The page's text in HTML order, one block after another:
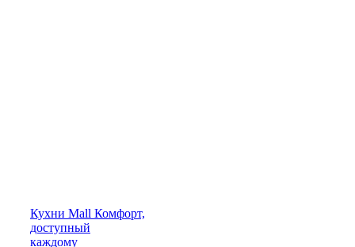
Кухни Mall Комфорт,
доступный
каждому